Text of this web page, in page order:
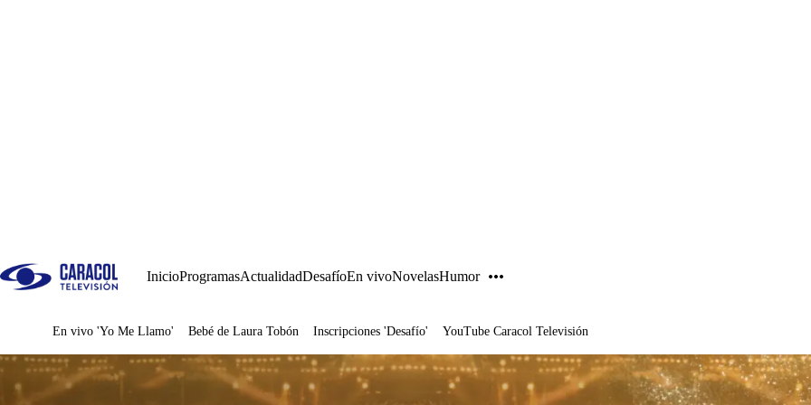
InicioProgramasActualidadDesafíoEn vivoNovelasHumor
Juegos
En vivo 'Yo Me Llamo' Bebé de Laura Tobón Inscripciones 'Desafío' YouTube Caracol Televisión